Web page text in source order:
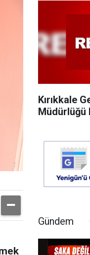
Kırıkkale
Müdürlüğü
Gündem